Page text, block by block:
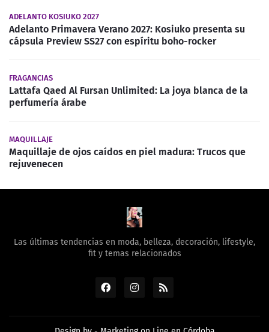
ADELANTO KOSIUKO 2027
Adelanto Primavera Verano 2027: Kosiuko presenta su
cápsula Preview SS27 con espíritu boho-rocker
FRAGANCIAS
Lattafa Qaed Al Fursan Unlimited: La joya blanca de la
perfumería árabe
MAQUILLAJE
Maquillaje de ojos caídos en piel madura: Trucos que
rejuvenecen
Las últimas tendencias en moda, belleza, decoración, lifestyle,
fit y temas relacionados